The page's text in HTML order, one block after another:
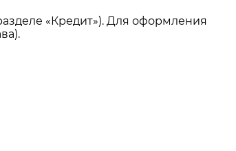
«Кредит»). Для оформления